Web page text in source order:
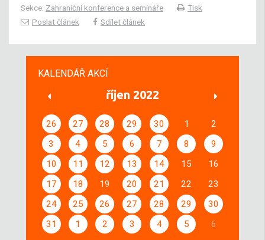
Sekce: Zahraniční konference a semináře
Tisk
Poslat článek
Sdílet článek
KALENDÁŘ AKCÍ
říjen 2022
26 27 28 29 30 1
2
3
4 5 6 7 8
9
10
11 12 13 14 15
16
17
18 19 20 21 22
23
24
25 26 27 28 29
30
31
1 2 3 4 5 6